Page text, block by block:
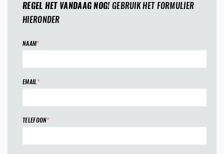
REGEL HET VANDAAG NOG!GEBRUIK HET FORMULIER
HIERONDER
NAAM*
EMAIL*
TELEFOON*